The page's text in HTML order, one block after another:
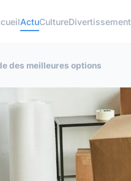
ActuCultureDivertissement
des meilleures options